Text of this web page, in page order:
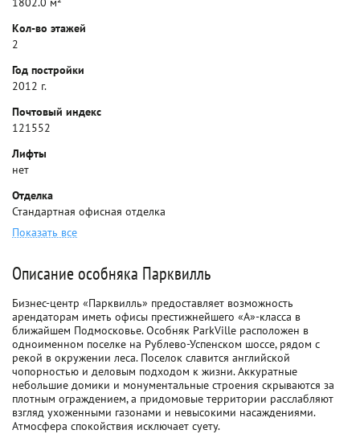
Кол-во этажей
2
Год постройки
2012 г.
Почтовый индекс
121552
Лифты
нет
Отделка
Стандартная офисная отделка
Показать все
Описание особняка Парквилль
Бизнес-центр «Парквилль» предоставляет возможность
арендаторам иметь офисы престижнейшего «А»-класса в
ближайшем Подмосковье. Особняк ParkVille расположен в
одноименном поселке на Рублево-Успенском шоссе, рядом с
рекой в окружении леса. Поселок славится английской
чопорностью и деловым подходом к жизни. Аккуратные
небольшие домики и монументальные строения скрываются за
плотным ограждением, а придомовые территории расслабляют
взгляд ухоженными газонами и невысокими насаждениями.
Атмосфера спокойствия исключает суету.